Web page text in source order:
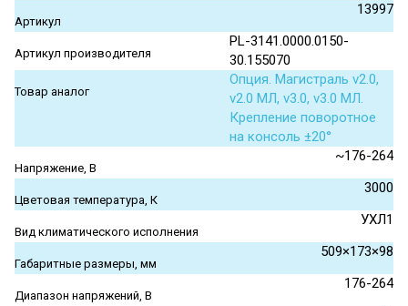
Артикул
13997
Артикул производителя
PL-3141.0000.0150-
30.155070
Товар аналог
Опция. Магистраль v2.0,
v2.0 МЛ, v3.0, v3.0 МЛ.
Крепление поворотное
на консоль ±20°
Напряжение, В
~176-264
Цветовая температура, К
3000
Вид климатического исполнения
УХЛ1
Габаритные размеры, мм
509×173×98
Диапазон напряжений, В
176-264